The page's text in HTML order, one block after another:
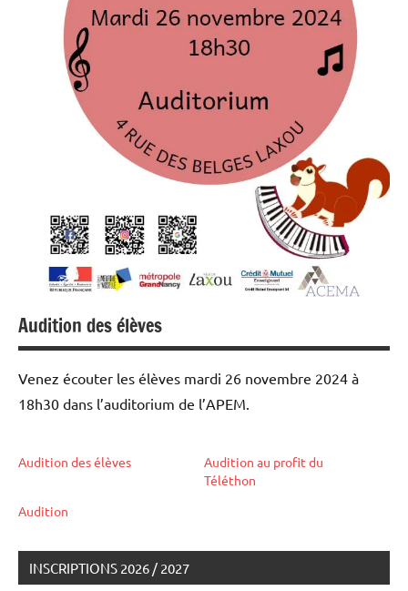
Audition des élèves
Venez écouter les élèves mardi 26 novembre 2024 à
18h30 dans l’auditorium de l’APEM.
Audition des élèves
Audition au profit du
Téléthon
Audition
auditions
INSCRIPTIONS 2026 / 2027